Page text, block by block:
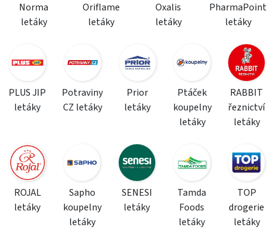
Norma
letáky
Oriflame
letáky
Oxalis
letáky
PharmaPoint
letáky
PLUS JIP
letáky
Potraviny
CZ letáky
Prior
letáky
Ptáček
koupelny
letáky
RABBIT
řeznictví
letáky
ROJAL
letáky
Sapho
koupelny
letáky
SENESI
letáky
Tamda
Foods
letáky
TOP
drogerie
letáky